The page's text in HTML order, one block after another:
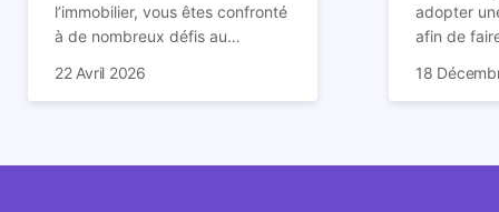
l’immobilier, vous êtes confronté
à de nombreux défis au
votre portefeuille de biens, suivi
Pour répondre à vos besoins et
22 Avril 2026
adopter
afin de
jamais
2025
18